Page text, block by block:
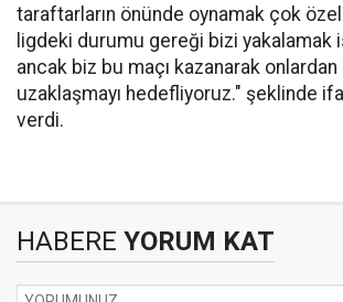
taraftarların önünde oynamak çok
ligdeki durumu gereği bizi yakalamak
ancak biz bu maçı kazanarak
uzaklaşmayı hedefliyoruz." şeklinde
verdi.
HABERE YORUM KAT